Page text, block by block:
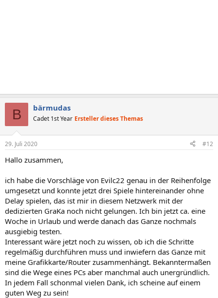
B bärmudas
Cadet 1st Year Ersteller dieses Themas
29. Juli 2020 #12
Hallo zusammen,
ich habe die Vorschläge von Evilc22 genau in der Reihenfolge
umgesetzt und konnte jetzt drei Spiele hintereinander ohne
Delay spielen, das ist mir in diesem Netzwerk mit der
dedizierten GraKa noch nicht gelungen. Ich bin jetzt ca. eine
Woche in Urlaub und werde danach das Ganze nochmals
ausgiebig testen.
Interessant wäre jetzt noch zu wissen, ob ich die Schritte
regelmäßig durchführen muss und inwiefern das Ganze mit
meine Grafikkarte/Router zusammenhängt. Bekanntermaßen
sind die Wege eines PCs aber manchmal auch unergründlich.
In jedem Fall schonmal vielen Dank, ich scheine auf einem
guten Weg zu sein!